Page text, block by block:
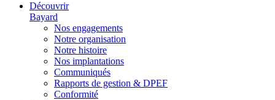
Découvrir
Bayard
Nos engagements
Notre organisation
Notre histoire
Nos implantations
Communiqués
Rapports de gestion & DPEF
Conformité